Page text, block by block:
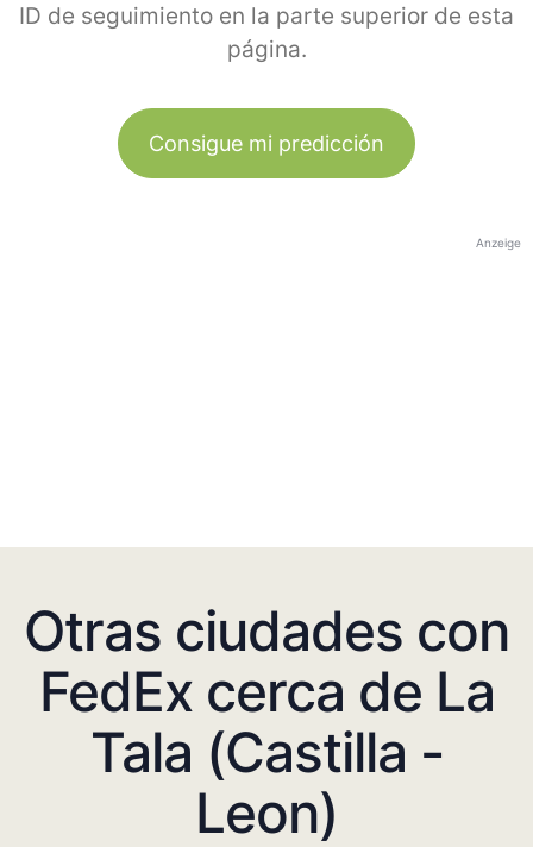
ID de seguimiento en la parte superior de esta
página.
Consigue mi predicción
Anzeige
Otras ciudades con
FedEx cerca de La
Tala (Castilla -
Leon)